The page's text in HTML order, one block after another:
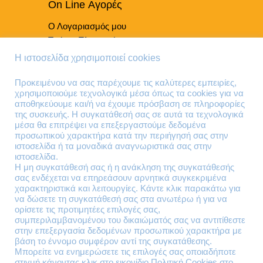
On Line Αγορές
Ο Λογαριασμός μου
Τρόποι Πληρωμής
Τρόποι Παράδοσης
Τηλέφωνα Επικοινωνίας
210 41 13 636
210 41 13 280
Διεύθυνση
Θηβών 220
Άγιος Ιωάννης
Ρέντης
Τ.Κ. 182 33
Email
Η ιστοσελίδα χρησιμοποιεί cookies
Προκειμένου να σας παρέχουμε τις καλύτερες εμπειρίες,
χρησιμοποιούμε τεχνολογικά μέσα όπως τα cookies για να
αποθηκεύουμε και/ή να έχουμε πρόσβαση σε πληροφορίες
της συσκευής. Η συγκατάθεσή σας σε αυτά τα τεχνολογικά
μέσα θα επιτρέψει να επεξεργαστούμε δεδομένα
προσωπικού χαρακτήρα κατά την περιήγησή σας στην
ιστοσελίδα ή τα μοναδικά αναγνωριστικά σας στην
ιστοσελίδα.
Η μη συγκατάθεσή σας ή η ανάκληση της συγκατάθεσής
σας ενδέχεται να επηρεάσουν αρνητικά συγκεκριμένα
χαρακτηριστικά και λειτουργίες. Κάντε κλικ παρακάτω για
να δώσετε τη συγκατάθεσή σας στα ανωτέρω ή για να
ορίσετε τις προτιμητέες επιλογές σας,
συμπεριλαμβανομένου του δικαιώματός σας να αντιτίθεστε
στην επεξεργασία δεδομένων προσωπικού χαρακτήρα με
βάση το έννομο συμφέρον αντί της συγκατάθεσης.
Μπορείτε να ενημερώσετε τις επιλογές σας οποιαδήποτε